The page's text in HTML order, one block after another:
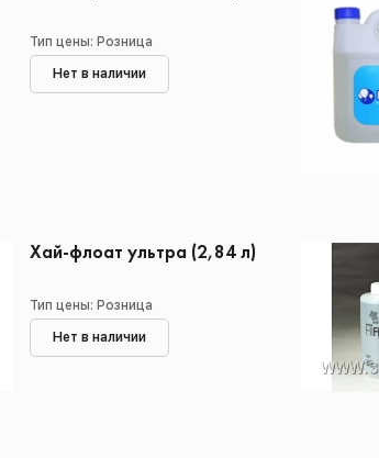
Тип цены: Розница
Нет в наличии
Хай-флоат ультра (2,84 л)
Тип цены: Розница
Нет в наличии